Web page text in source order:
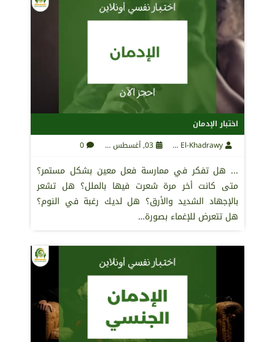
اختبار الإدمان
03, أغسطس 2021 0
... هل تفكر في ممارسة فعل معين بشكل مستمر؟
متى كانت أخر مرة شعرت فيها بالملل؟ هل تشعر
بالإجهاد الشديد والأرق؟ هل لديك رغبة في النوم؟
هل تتعرض للإغماء بصورة…